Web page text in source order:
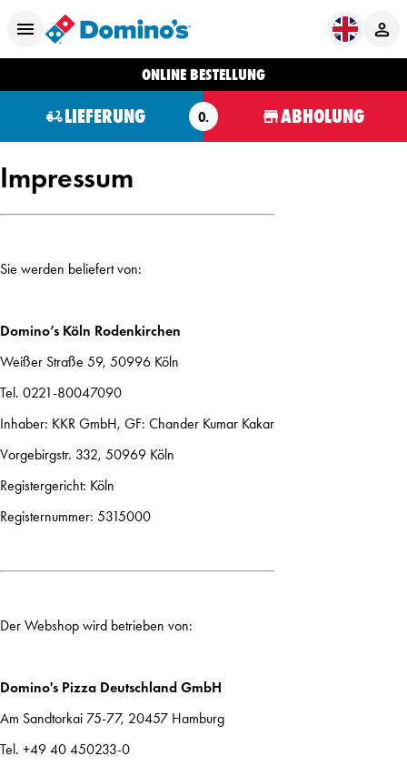
ONLINE BESTELLUNG
LIEFERUNG O. ABHOLUNG
Impressum
Sie werden beliefert von:
Domino’s Köln Rodenkirchen
Weißer Straße 59, 50996 Köln
Tel. 0221-80047090
Inhaber: KKR GmbH, GF: Chander Kumar Kakar
Vorgebirgstr. 332, 50969 Köln
Registergericht: Köln
Registernummer: 5315000
Der Webshop wird betrieben von:
Domino's Pizza Deutschland GmbH
Am Sandtorkai 75-77, 20457 Hamburg
Tel. +49 40 450233-0